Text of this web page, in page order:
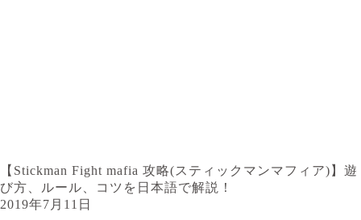
【Stickman Fight mafia 攻略(スティックマンマフィア)】遊
び方、ルール、コツを日本語で解説！
2019年7月11日